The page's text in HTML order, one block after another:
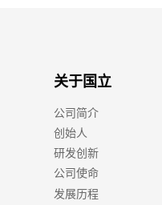
关于国立
公司简介
创始人
研发创新
公司使命
发展历程